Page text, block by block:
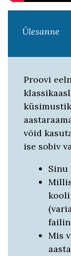
Ülesanne
Proovi
võid
ise sobiv
Sinu
kooli
Mis